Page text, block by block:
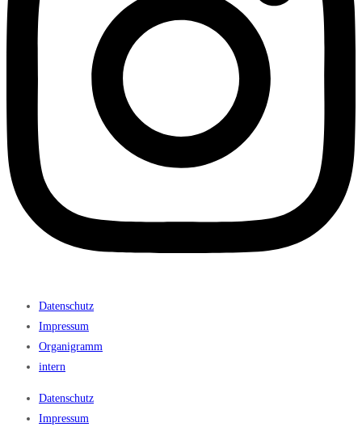
Datenschutz
Impressum
Organigramm
intern
Datenschutz
Impressum